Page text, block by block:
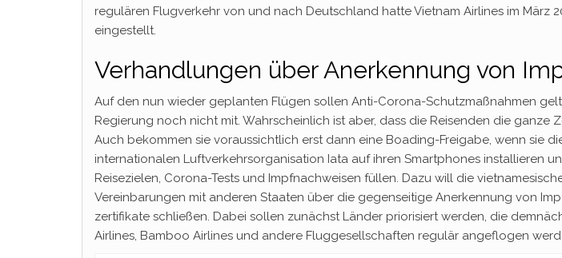
regulären Flugverkehr von und nach Deutschland hatte Vietnam Airlines im März
eingestellt.
Verhandlungen über Anerkennung von
Auf den nun wieder geplanten Flügen sollen Anti-Corona-Schutzmaßnahmen
Regierung noch nicht mit. Wahrscheinlich ist aber, dass die Reisenden die ganze
Auch bekommen sie voraussichtlich erst dann eine Boading-Freigabe, wenn sie
internationalen Luftverkehrsorganisation Iata auf ihren Smartphones installieren
Reisezielen, Corona-Tests und Impfnachweisen füllen. Dazu will die
Vereinbarungen mit anderen Staaten über die gegenseitige Anerkennung von
zertifikate schließen. Dabei sollen zunächst Länder priorisiert werden, die
Airlines, Bamboo Airlines und andere Fluggesellschaften regulär angeflogen